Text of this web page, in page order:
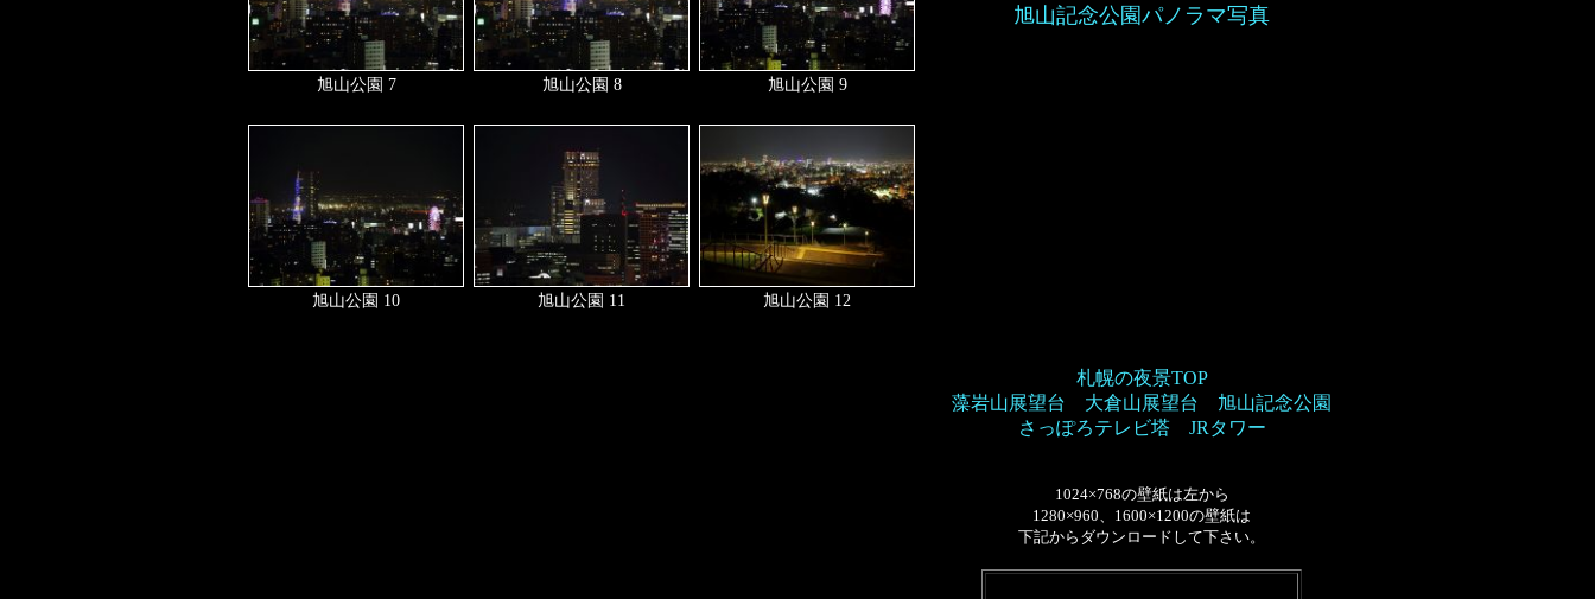
旭山公園 7 旭山公園 8 旭山公園 9
旭山公園 10 旭山公園 11 旭山公園 12
旭山記念公園パノラマ写真
札幌の夜景TOP
藻岩山展望台
大倉山展望台
旭山記念公園
さっぽろテレビ塔
JRタワー
1024×768の壁紙は左から
1280×960、1600×1200の壁紙は
下記からダウンロードして下さい。